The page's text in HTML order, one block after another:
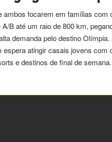
ambos focarem em famílias
B até um raio de 800 km,
demanda pelo destino
atingir casais jovens
e destinos de final de